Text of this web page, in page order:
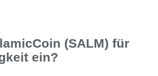
(SALM) für
ein?